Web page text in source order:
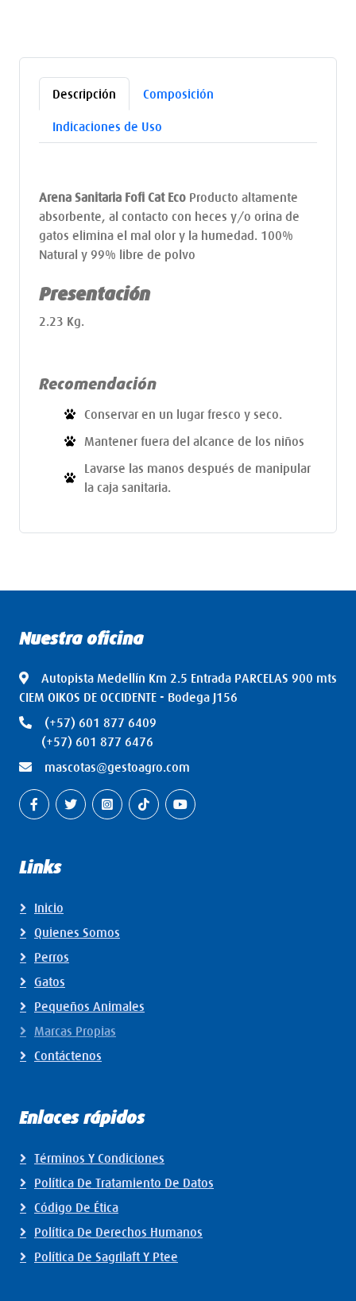
Descripción Composición
Indicaciones de Uso
Arena Sanitaria Fofi Cat Eco Producto altamente
absorbente, al contacto con heces y/o orina de
gatos elimina el mal olor y la humedad. 100%
Natural y 99% libre de polvo
Presentación
2.23 Kg.
Recomendación
Conservar en un lugar fresco y seco.
Mantener fuera del alcance de los niños
Lavarse las manos después de manipular
la caja sanitaria.
Nuestra oficina
Autopista Medellín Km 2.5 Entrada PARCELAS 900 mts
CIEM OIKOS DE OCCIDENTE - Bodega J156
(+57) 601 877 6409
(+57) 601 877 6476
mascotas@gestoagro.com
Links
Inicio
Quienes Somos
Perros
Gatos
Pequeños Animales
Marcas Propias
Contáctenos
Enlaces rápidos
Términos Y Condiciones
Política De Tratamiento De Datos
Código De Ética
Política De Derechos Humanos
Política De Sagrilaft Y Ptee